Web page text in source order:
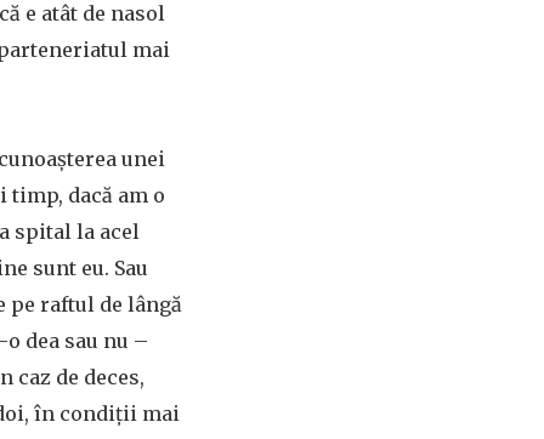
e atât de nasol
mai
unei
dacă am o
spital la acel
sunt eu. Sau
pe raftul de lângă
dea sau nu –
caz de deces,
în condiţii mai